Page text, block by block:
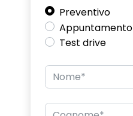
Preventivo
Appuntamento
Test drive